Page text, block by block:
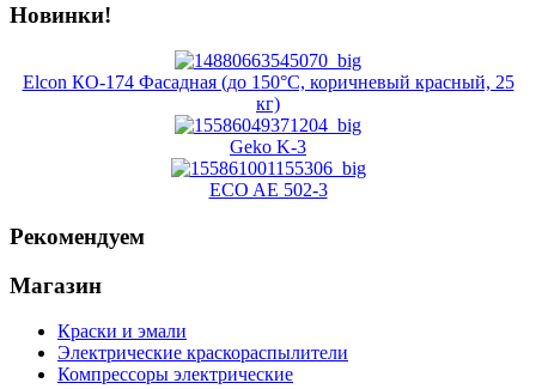
Новинки!
Elcon КО-174 Фасадная (до 150°C, коричневый красный, 25
кг)
Geko K-3
ECO AE 502-3
Рекомендуем
Магазин
Краски и эмали
Электрические краскораспылители
Компрессоры электрические